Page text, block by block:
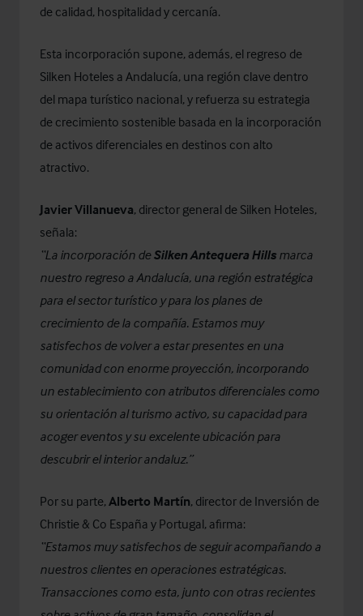
de calidad, hospitalidad y cercanía.
Esta incorporación supone, además, el regreso de
Silken Hoteles a Andalucía, una región clave dentro
del mapa turístico nacional, y refuerza su estrategia
de crecimiento sostenible basada en la incorporación
de activos diferenciales en destinos con alto
atractivo.
Javier Villanueva, director general de Silken Hoteles,
señala:
“La incorporación deSilken Antequera Hills marca
nuestro regreso a Andalucía, una región estratégica
para el sector turístico y para los planes de
crecimiento de la compañía. Estamos muy
satisfechos de volver a estar presentes en una
comunidad con enorme proyección, incorporando
un establecimiento con atributos diferenciales como
su orientación al turismo activo, su capacidad para
acoger eventos y su excelente ubicación para
descubrir el interior andaluz.”
Por su parte, Alberto Martín, director de Inversión de
Christie & Co España y Portugal, afirma:
“Estamos muy satisfechos de seguir acompañando a
nuestros clientes en operaciones estratégicas.
Transacciones como esta, junto con otras recientes